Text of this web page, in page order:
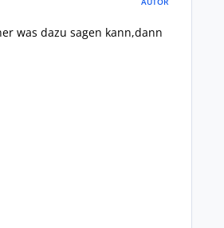
was dazu sagen kann,dann